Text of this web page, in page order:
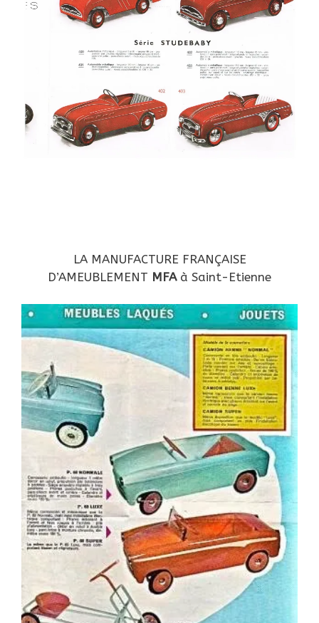
LA MANUFACTURE FRANÇAISE
D’AMEUBLEMENT MFAà Saint-Etienne